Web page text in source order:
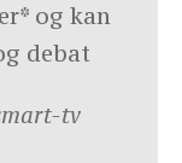
og kan
debat
tv